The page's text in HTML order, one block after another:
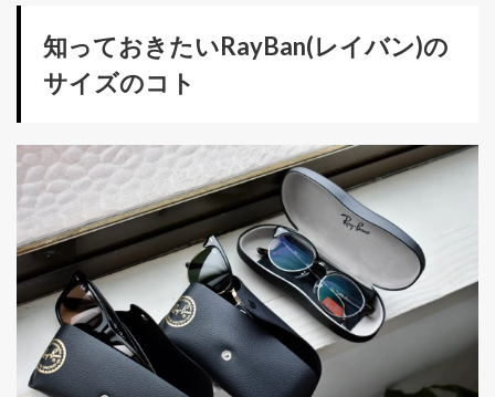
知っておきたいRayBan(レイバン)の
サイズのコト